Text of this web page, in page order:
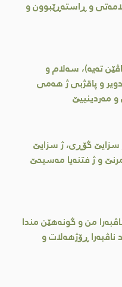
و ڕاسته‌ڕێبوون و
ته‌یه‌)، سه‌لام و
و پاقژبی ژ هه‌می
مه‌ردینییێ
سزایێ گۆڕی، ژ سزایێ
و ژ فتنه‌یا مه‌سیحێ
من و گونه‌هێن مندا
ڕۆژهه‌لات و